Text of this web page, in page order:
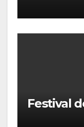
Puccini
Festival